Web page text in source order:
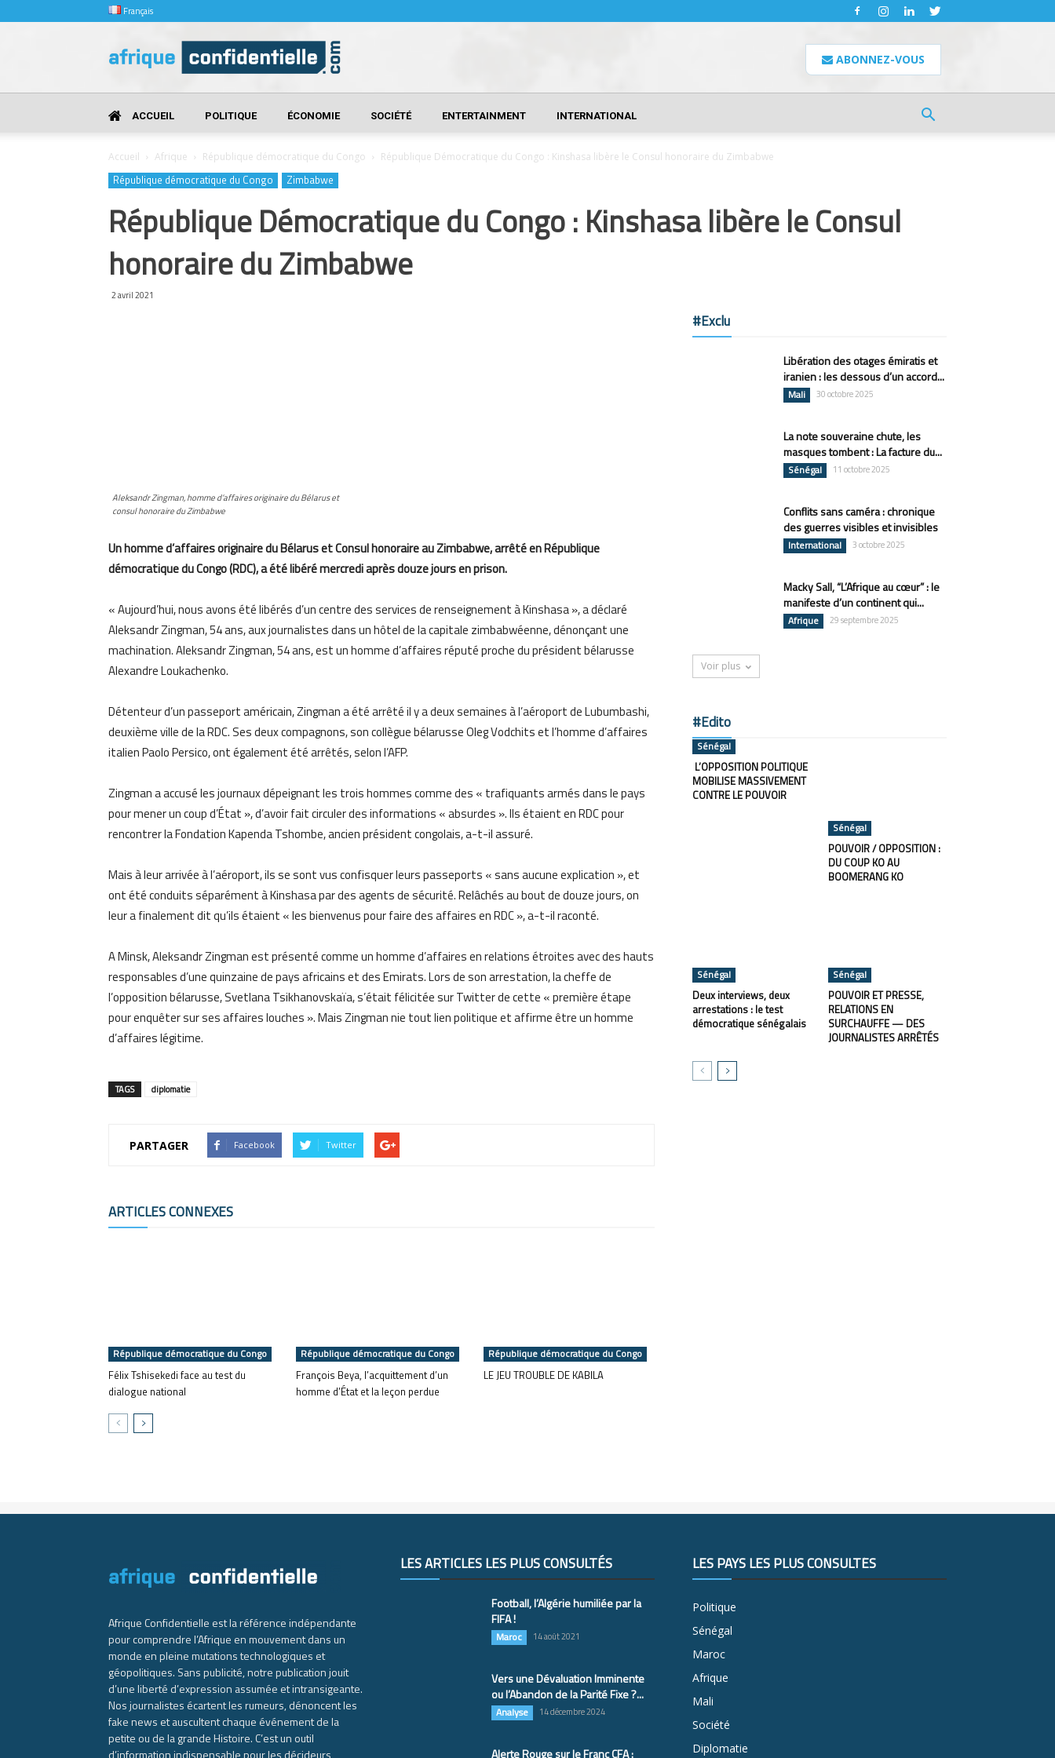
Français
Confidentielle
ABONNEZ-VOUS
ACCUEIL POLITIQUE ÉCONOMIE SOCIÉTÉ ENTERTAINMENT INTERNATIONAL
Accueil Afrique République démocratique du Congo République Démocratique du Congo : Kinshasa libère le Consul honoraire du Zimbabwe
République démocratique du Congo Zimbabwe
République Démocratique du Congo : Kinshasa libère le Consul
honoraire du Zimbabwe
2 avril 2021
Aleksandr Zingman, homme d’affaires originaire du Bélarus et
consul honoraire du Zimbabwe
Un homme d’affaires originaire du Bélarus et Consul honoraire au Zimbabwe, arrêté en République
démocratique du Congo (RDC), a été libéré mercredi après douze jours en prison.
« Aujourd’hui, nous avons été libérés d’un centre des services de renseignement à Kinshasa », a déclaré
Aleksandr Zingman, 54 ans, aux journalistes dans un hôtel de la capitale zimbabwéenne, dénonçant une
machination. Aleksandr Zingman, 54 ans, est un homme d’affaires réputé proche du président bélarusse
Alexandre Loukachenko.
Détenteur d’un passeport américain, Zingman a été arrêté il y a deux semaines à l’aéroport de Lubumbashi,
deuxième ville de la RDC. Ses deux compagnons, son collègue bélarusse Oleg Vodchits et l’homme d’affaires
italien Paolo Persico, ont également été arrêtés, selon l’AFP.
Zingman a accusé les journaux dépeignant les trois hommes comme des « trafiquants armés dans le pays
pour mener un coup d’État », d’avoir fait circuler des informations « absurdes ». Ils étaient en RDC pour
rencontrer la Fondation Kapenda Tshombe, ancien président congolais, a-t-il assuré.
Mais à leur arrivée à l’aéroport, ils se sont vus confisquer leurs passeports « sans aucune explication », et
ont été conduits séparément à Kinshasa par des agents de sécurité. Relâchés au bout de douze jours, on
leur a finalement dit qu’ils étaient « les bienvenus pour faire des affaires en RDC », a-t-il raconté.
A Minsk, Aleksandr Zingman est présenté comme un homme d’affaires en relations étroites avec des hauts
responsables d’une quinzaine de pays africains et des Emirats. Lors de son arrestation, la cheffe de
l’opposition bélarusse, Svetlana Tsikhanovskaïa, s’était félicitée sur Twitter de cette « première étape
pour enquêter sur ses affaires louches ». Mais Zingman nie tout lien politique et affirme être un homme
d’affaires légitime.
TAGS diplomatie
PARTAGER Facebook Twitter
ARTICLES CONNEXES
République démocratique du Congo
Félix Tshisekedi face au test du
dialogue national
République démocratique du Congo
François Beya, l’acquittement d’un
homme d’État et la leçon perdue
République démocratique du Congo
LE JEU TROUBLE DE KABILA
#Exclu
Libération des otages émiratis et
iranien : les dessous d’un accord...
Mali 30 octobre 2025
La note souveraine chute, les
masques tombent : La facture du...
Sénégal 11 octobre 2025
Conflits sans caméra : chronique
des guerres visibles et invisibles
International 3 octobre 2025
Macky Sall, “L’Afrique au cœur” : le
manifeste d’un continent qui...
Afrique 29 septembre 2025
Voir plus
#Edito
Sénégal
L’OPPOSITION POLITIQUE
MOBILISE MASSIVEMENT
CONTRE LE POUVOIR
Sénégal
POUVOIR / OPPOSITION :
DU COUP KO AU
BOOMERANG KO
Sénégal
Deux interviews, deux
arrestations : le test
démocratique sénégalais
Sénégal
POUVOIR ET PRESSE,
RELATIONS EN
SURCHAUFFE — DES
JOURNALISTES ARRÊTÉS
Afrique Confidentielle est la référence indépendante
pour comprendre l’Afrique en mouvement dans un
monde en pleine mutations technologiques et
géopolitiques. Sans publicité, notre publication jouit
d’une liberté d’expression assumée et intransigeante.
Nos journalistes écartent les rumeurs, dénoncent les
fake news et auscultent chaque événement de la
petite ou de la grande Histoire. C’est un outil
d’information indispensable pour les décideurs
LES ARTICLES LES PLUS CONSULTÉS
Football, l’Algérie humiliée par la
FIFA !
Maroc 14 août 2021
Vers une Dévaluation Imminente
ou l’Abandon de la Parité Fixe ?...
Analyse 14 décembre 2024
Alerte Rouge sur le Franc CFA :
LES PAYS LES PLUS CONSULTÉS
Politique
Sénégal
Maroc
Afrique
Mali
Société
Diplomatie